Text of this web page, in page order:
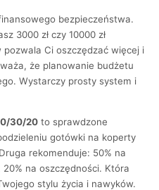
bezpieczeństwa.
3000 zł czy 10000 zł
Ci oszczędzać więcej i
że planowanie budżetu
Wystarczy prosty system i
30/20 to sprawdzone
gotówki na koperty
rekomenduje: 50% na
na oszczędności. Która
stylu życia i nawyków.